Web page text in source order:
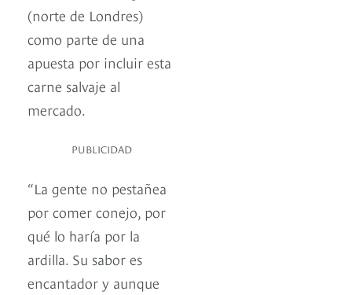
(norte de Londres)
como parte de una
apuesta por incluir esta
carne salvaje al
mercado.
PUBLICIDAD
“La gente no pestañea
por comer conejo, por
qué lo haría por la
ardilla. Su sabor es
encantador y aunque